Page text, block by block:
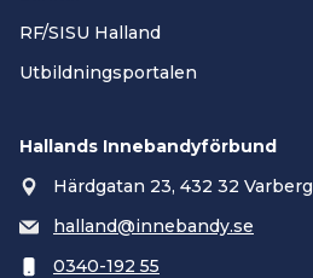
RF/SISU Halland
Utbildningsportalen
Hallands Innebandyförbund
Härdgatan 23, 432 32 Varberg
halland@innebandy.se
0340-192 55